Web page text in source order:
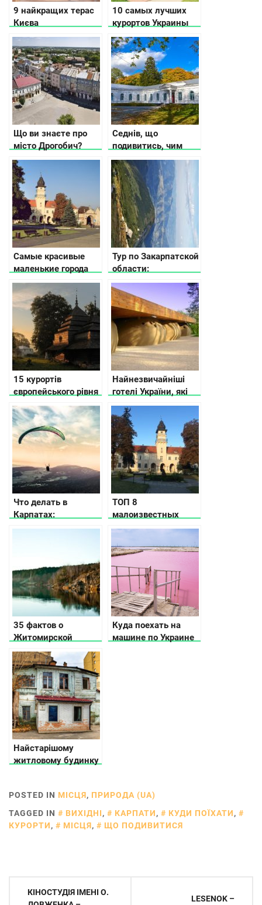
9 найкращих терас
Києва
10 самых лучших
курортов Украины
Що ви знаєте про
місто Дрогобич?
Седнів, що
подивитись, чим
зайнятися
Самые красивые
маленькие города
Украины
Тур по Закарпатской
области:
достопримечательности,
туристические и
малоизвестные
места
15 курортів
європейського рівня
в Україні
Найнезвичайніші
готелі України, які
вас вразять
Что делать в
Карпатах:
множество идей
ТОП 8
малоизвестных
туристических мест
которые интересно
посетить в любое
время года
35 фактов о
Житомирской
области
Куда поехать на
машине по Украине
Найстарішому
житловому будинку
POSTED IN МІСЦЯ, ПРИРОДА (UA)
TAGGED IN
ВИХІДНІ, КАРПАТИ, КУДИ ПОЇХАТИ,
КУРОРТИ, МІСЦЯ, ЩО ПОДИВИТИСЯ
Навігація
КІНОСТУДІЯ ІМЕНІ О.
LESENOK –